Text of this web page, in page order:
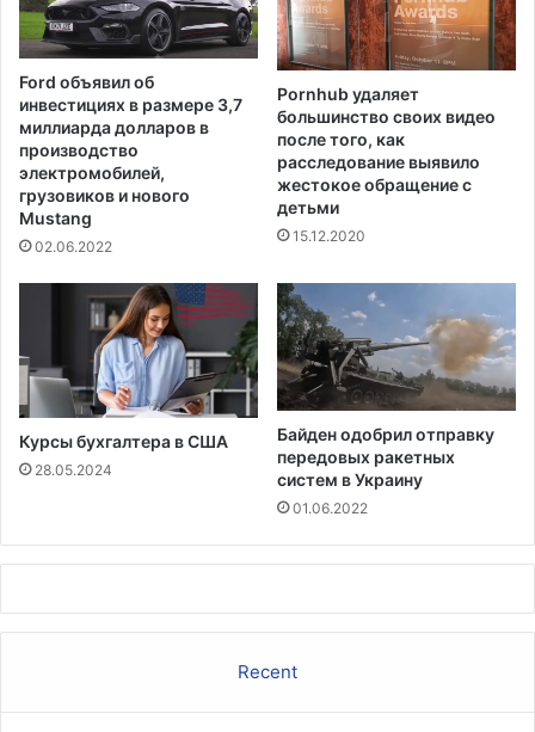
т
ь
0
м
л
л
и
о
о
л
а
р
н
а
о
р
Ford объявил об
инвестициях в размере 3,7
миллиарда долларов в
производство
электромобилей,
грузовиков и нового
Mustang
02.06.2022
Pornhub удаляет
большинство своих видео
после того, как
расследование выявило
жестокое обращение с
детьми
15.12.2020
Курсы бухгалтера в США
28.05.2024
Байден одобрил отправку
передовых ракетных
систем в Украину
01.06.2022
Recent